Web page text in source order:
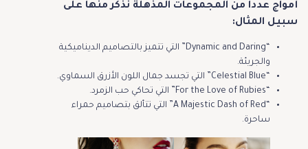
أمواج عدداً من المجموعات المذهلة نذكر منها على
سبيل المثال:
“Dynamic and Daring” التي تتميز بالتصاميم الديناميكية
والجريئة.
“A Majestic Dash of Red” التي تتألق بتصاميم حمراء
ساحرة.